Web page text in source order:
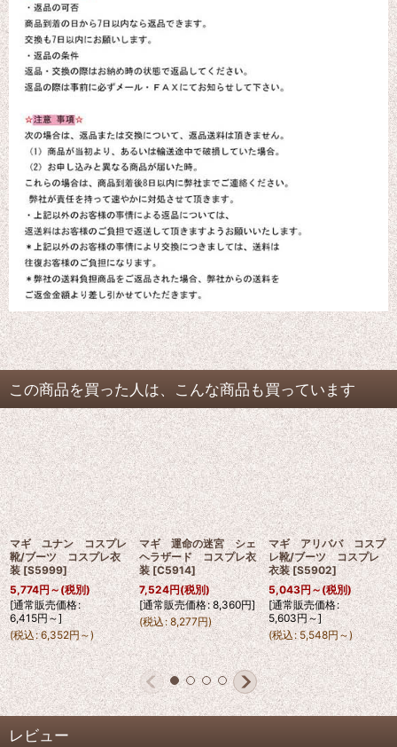
この商品を買った人は、こんな商品も買っています
マギ ユナン コスプレ
靴/ブーツ コスプレ衣
装 [S5999]
5,774円～(税別)
[通常販売価格:
6,415円～]
(税込: 6,352円～)
マギ 運命の迷宮 シェ
ヘラザード コスプレ衣
装 [C5914]
7,524円(税別)
[通常販売価格: 8,360円]
(税込: 8,277円)
マギ アリババ コスプ
レ靴/ブーツ コスプレ
衣装 [S5902]
5,043円～(税別)
[通常販売価格:
5,603円～]
(税込 : 5,548円～)
レビュー